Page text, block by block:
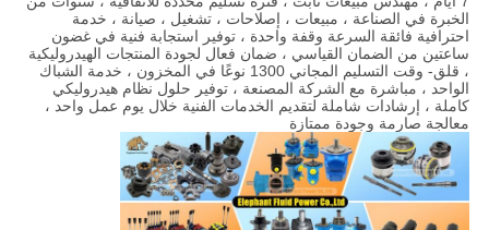
الخبرة في الصناعة ، مبيعات ، إصلاحات ، تشغيل ، صيانة ، خدمة
احترافية فائقة السرعة وقفة واحدة ، توفير استجابة فنية في غضون
ساعتين من الضمان القياسي ، ضمان فعال لجودة المنتجات الهيدروليكية
، قلق- وقت التسليم المجاني 1300 نوعًا في المخزون ، خدمة الشباك
الواحد ، مباشرة مع الشركة المصنعة ، توفير حلول نظام هيدروليكي
كاملة ، إرشادات شاملة لتقديم الخدمات الفنية خلال يوم عمل واحد ،
معالجة صارمة وجودة ممتازة